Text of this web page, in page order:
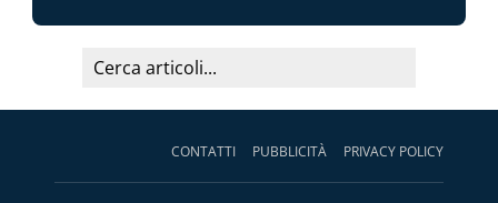
CONTATTI PUBBLICITÀ PRIVACY POLICY